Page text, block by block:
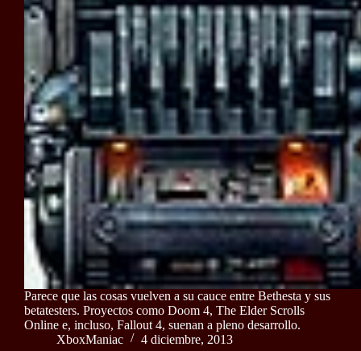
Parece que las cosas vuelven a su cauce entre Bethesta y sus
betatesters. Proyectos como Doom 4, The Elder Scrolls
Online e, incluso, Fallout 4, suenan a pleno desarrollo.
XboxManiac
4 diciembre, 2013